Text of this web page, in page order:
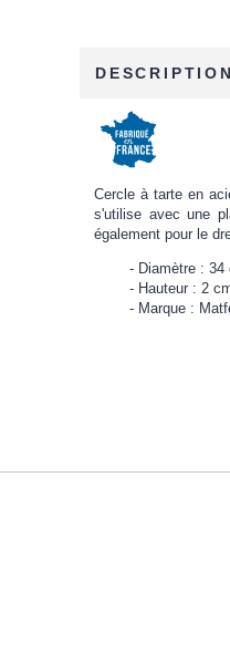
DESCRIPTION
Cercle à tarte en
s'utilise avec une
également pour le
Diamètre : 34
Hauteur : 2
Marque :